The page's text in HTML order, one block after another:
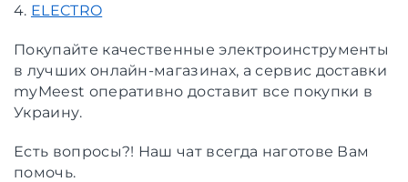
4. ELECTRO
Покупайте качественные электроинструменты
в лучших онлайн-магазинах, а сервис доставки
myMeest оперативно доставит все покупки в
Украину.
Есть вопросы?! Наш чат всегда наготове Вам
помочь.